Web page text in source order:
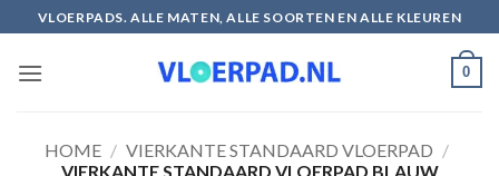
naar
inhoud
VLOERPADS. ALLE MATEN, ALLE SOORTEN EN ALLE KLEUREN
0
HOME / VIERKANTE STANDAARD VLOERPAD /
VIERKANTE STANDAARD VLOERPAD BLAUW